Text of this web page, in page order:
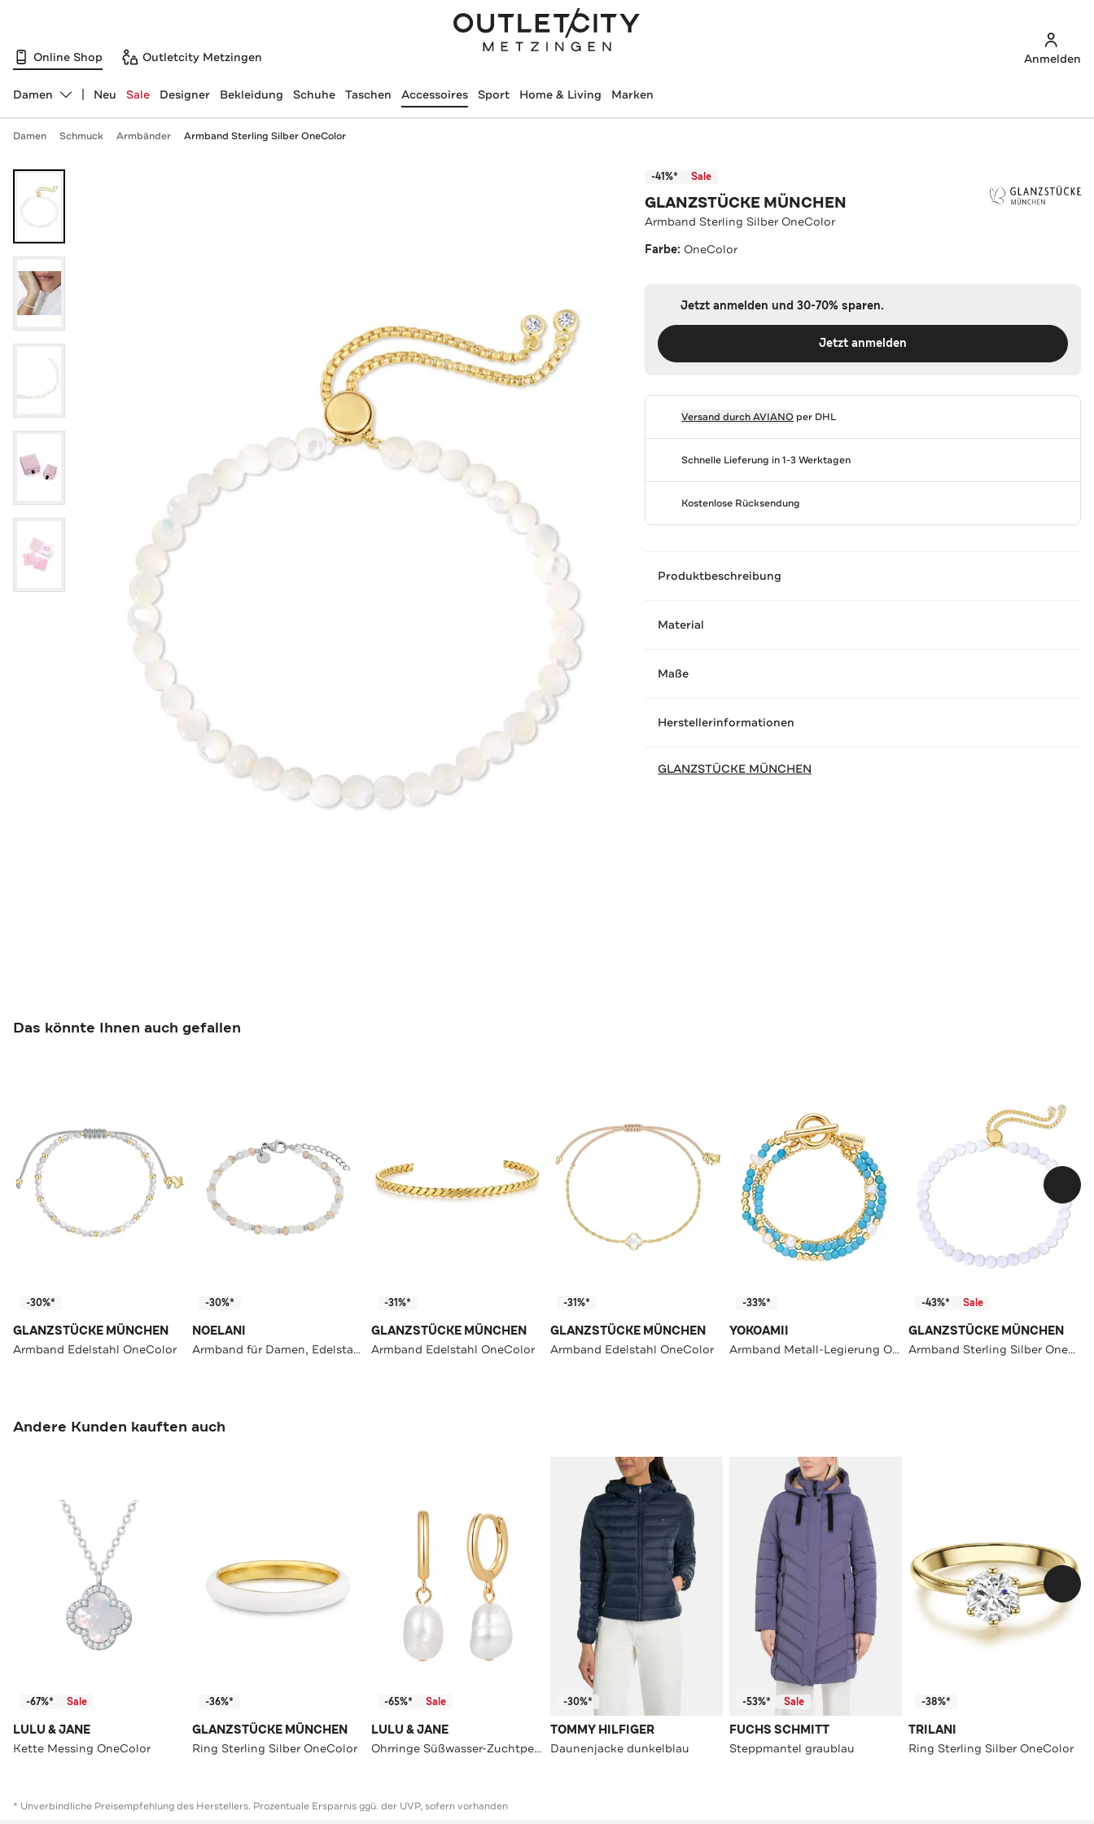
Online Shop Outletcity Metzingen Anmelden
Abteilung ändern, ausgewählt:
Damen Neu Sale Designer Bekleidung Schuhe Taschen Accessoires Sport Home & Living Marken
Damen Schmuck Armbänder Armband Sterling Silber OneColor
-41%* Sale
GLANZSTÜCKE MÜNCHEN
Armband Sterling Silber OneColor
Farbe: OneColor
Jetzt anmelden und 30-70% sparen.
Jetzt anmelden
Versand durchAVIANO per DHL
Schnelle Lieferung in 1-3 Werktagen
Kostenlose Rücksendung
Produktbeschreibung
Material
Maße
Herstellerinformationen
GLANZSTÜCKE MÜNCHEN
Das könnte Ihnen auch gefallen
-30%*
GLANZSTÜCKE MÜNCHEN
Armband Edelstahl OneColor
-30%*
NOELANI
Armband für Damen, Edelstahl, Glasperle Apricot
-31%*
GLANZSTÜCKE MÜNCHEN
Armband Edelstahl OneColor
-31%*
GLANZSTÜCKE MÜNCHEN
Armband Edelstahl OneColor
-33%*
YOKOAMII
Armband Metall-Legierung OneColor
-43%* Sale
GLANZSTÜCKE MÜNCHEN
Armband Sterling Silber OneColor
Andere Kunden kauften auch
-67%* Sale
LULU & JANE
Kette Messing OneColor
-36%*
GLANZSTÜCKE MÜNCHEN
Ring Sterling Silber OneColor
-65%* Sale
LULU & JANE
Ohrringe Süßwasser-Zuchtperle OneColor
-30%*
TOMMY HILFIGER
Daunenjacke dunkelblau
-53%* Sale
FUCHS SCHMITT
Steppmantel graublau
-38%*
TRILANI
Ring Sterling Silber OneColor
* Unverbindliche Preisempfehlung des Herstellers. Prozentuale Ersparnis ggü. der UVP, sofern vorhanden